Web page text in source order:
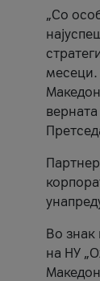
„Со
месеци.
Во знак
на НУ